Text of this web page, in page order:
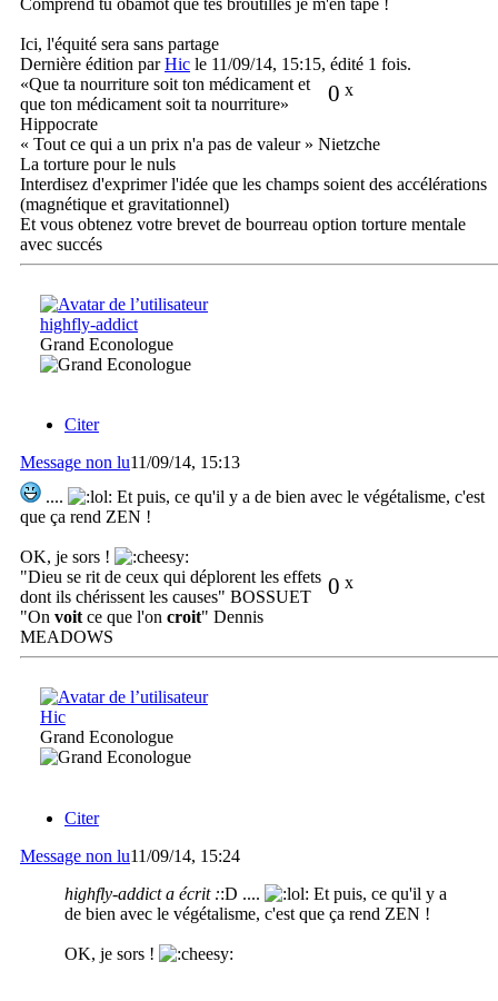
Ici, l'équité sera sans partage
Dernière édition parHic le 11/09/14, 15:15, édité 1 fois.
0 x
«Que ta nourriture soit ton médicament et
que ton médicament soit ta nourriture»
Hippocrate
« Tout ce qui a un prix n'a pas de valeur » Nietzche
La torture pour le nuls
Interdisez d'exprimer l'idée que les champs soient des accélérations
(magnétique et gravitationnel)
Et vous obtenez votre brevet de bourreau option torture mentale
avec succés
highfly-addict
Grand Econologue
Citer
Message non lu11/09/14, 15:13
....
Et puis, ce qu'il y a de bien avec le végétalisme, c'est
que ça rend ZEN !
OK, je sors !
0 x
"Dieu se rit de ceux qui déplorent les effets
dont ils chérissent les causes" BOSSUET
"On voit ce que l'on croit" Dennis
MEADOWS
Hic
Grand Econologue
Citer
Message non lu11/09/14, 15:24
highfly-addict a écrit ::D ....
Et puis, ce qu'il y a
de bien avec le végétalisme, c'est que ça rend ZEN !
OK, je sors !